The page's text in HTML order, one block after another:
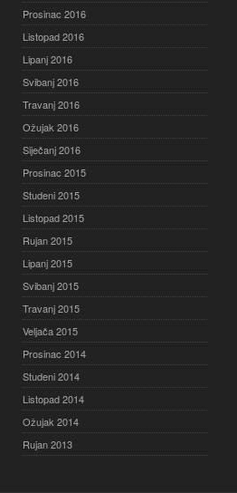
Prosinac 2016
Listopad 2016
Lipanj 2016
Svibanj 2016
Travanj 2016
Ožujak 2016
Siječanj 2016
Prosinac 2015
Studeni 2015
Listopad 2015
Rujan 2015
Lipanj 2015
Svibanj 2015
Travanj 2015
Veljača 2015
Prosinac 2014
Studeni 2014
Listopad 2014
Ožujak 2014
Rujan 2013